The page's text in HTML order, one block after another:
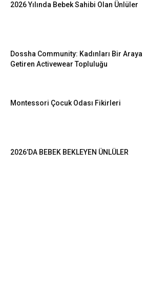
2026 Yılında Bebek Sahibi Olan Ünlüler
Dossha Community: Kadınları Bir Araya
Getiren Activewear Topluluğu
Montessori Çocuk Odası Fikirleri
2026’DA BEBEK BEKLEYEN ÜNLÜLER